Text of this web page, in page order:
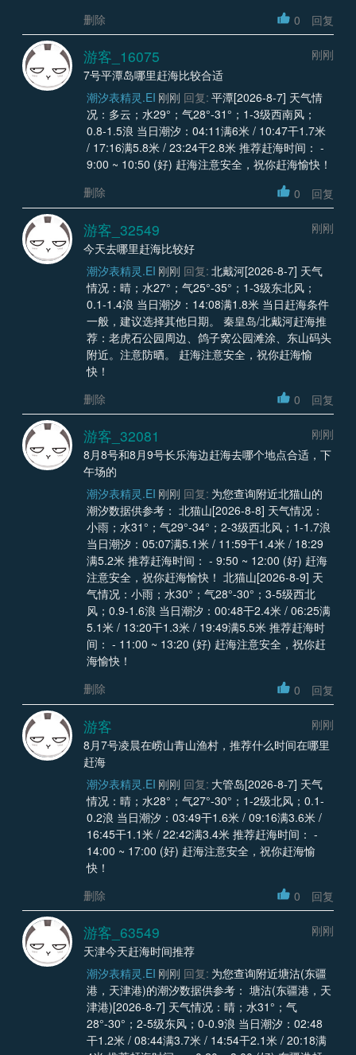
删除
0 回复
游客_16075
刚刚
7号平潭岛哪里赶海比较合适
潮汐表精灵.EI 刚刚 回复: 平潭[2026-8-7] 天气情
况：多云；水29°；气28°-31°；1-3级西南风；
0.8-1.5浪 当日潮汐：04:11满6米 / 10:47干1.7米
/ 17:16满5.8米 / 23:24干2.8米 推荐赶海时间： -
9:00 ~ 10:50 (好) 赶海注意安全，祝你赶海愉快！
删除
0 回复
游客_32549
刚刚
今天去哪里赶海比较好
潮汐表精灵.EI 刚刚 回复: 北戴河[2026-8-7] 天气
情况：晴；水27°；气25°-35°；1-3级东北风；
0.1-1.4浪 当日潮汐：14:08满1.8米 当日赶海条件
一般，建议选择其他日期。 秦皇岛/北戴河赶海推
荐：老虎石公园周边、鸽子窝公园滩涂、东山码头
附近。注意防晒。 赶海注意安全，祝你赶海愉
快！
删除
0 回复
游客_32081
刚刚
8月8号和8月9号长乐海边赶海去哪个地点合适，下
午场的
潮汐表精灵.EI 刚刚 回复: 为您查询附近北猫山的
潮汐数据供参考： 北猫山[2026-8-8] 天气情况：
小雨；水31°；气29°-34°；2-3级西北风；1-1.7浪
当日潮汐：05:07满5.1米 / 11:59干1.4米 / 18:29
满5.2米 推荐赶海时间： - 9:50 ~ 12:00 (好) 赶海
注意安全，祝你赶海愉快！ 北猫山[2026-8-9] 天
气情况：小雨；水30°；气28°-30°；3-5级西北
风；0.9-1.6浪 当日潮汐：00:48干2.4米 / 06:25满
5.1米 / 13:20干1.3米 / 19:49满5.5米 推荐赶海时
间： - 11:00 ~ 13:20 (好) 赶海注意安全，祝你赶
海愉快！
删除
0 回复
游客
刚刚
8月7号凌晨在崂山青山渔村，推荐什么时间在哪里
赶海
潮汐表精灵.EI 刚刚 回复: 大管岛[2026-8-7] 天气
情况：晴；水28°；气27°-30°；1-2级北风；0.1-
0.2浪 当日潮汐：03:49干1.6米 / 09:16满3.6米 /
16:45干1.1米 / 22:42满3.4米 推荐赶海时间： -
14:00 ~ 17:00 (好) 赶海注意安全，祝你赶海愉
快！
删除
0 回复
游客_63549
刚刚
天津今天赶海时间推荐
潮汐表精灵.EI 刚刚 回复: 为您查询附近塘沽(东疆
港，天津港)的潮汐数据供参考： 塘沽(东疆港，天
津港)[2026-8-7] 天气情况：晴；水31°；气
28°-30°；2-5级东风；0-0.9浪 当日潮汐：02:48
干1.2米 / 08:44满3.7米 / 14:54干2.1米 / 20:18满